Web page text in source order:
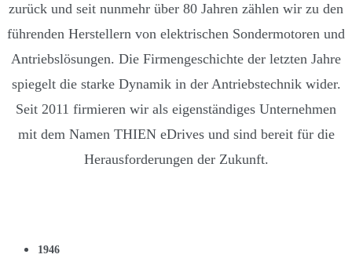
zurück und seit nunmehr über 80 Jahren zählen wir zu den
führenden Herstellern von elektrischen Sondermotoren und
Antriebslösungen. Die Firmengeschichte der letzten Jahre
spiegelt die starke Dynamik in der Antriebstechnik wider.
Seit 2011 firmieren wir als eigenständiges Unternehmen
mit dem Namen THIEN eDrives und sind bereit für die
Herausforderungen der Zukunft.
1946